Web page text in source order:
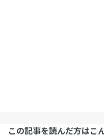
この記事を読んだ方はこ